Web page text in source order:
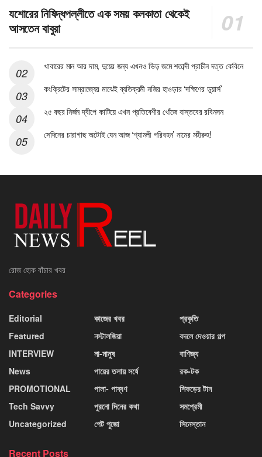
যশোরের নিষিদ্ধপল্লীতে এক সময় কলকাতা থেকেই
আসতেন বাবুরা
খাবারের মান আর দাম, দুয়ের জন্য এখনও ভিড় জমে শতাব্দী প্রাচীন দত্ত কেবিনে
কংক্রিটের সাম্রাজ্যের মাঝেই ব্যতিক্রমী নজির হাওড়ার ‘দক্ষিণের ডুয়ার্স’
২৫ বছর নির্জন দ্বীপে কাটিয়ে এখন প্রতিবেশীর খোঁজে বাস্তবের রবিনসন
সেদিনের চারাগাছ অটোই যেন আজ ‘শ্যামলী পরিবহন’ নামের মহীরুহ!
রোজ হোক বাঁচার খবর
Categories
Editorial
Featured
INTERVIEW
News
PROMOTIONAL
Tech Savvy
Uncategorized
কাজের খবর
নস্টালজিয়া
না-মানুষ
পায়ের তলায় সর্ষে
পালা- পাব্বণ
পুরনো দিনের কথা
পেট পুজো
প্রকৃতি
বদলে দেওয়ার গল্প
বাণিজ্য
রক-টক
শিকড়ের টান
সমপ্রেমী
সিনেস্তান
Recent Posts